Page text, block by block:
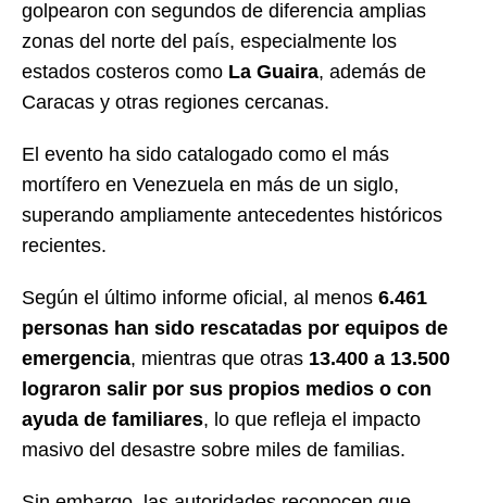
golpearon con segundos de diferencia amplias
zonas del norte del país, especialmente los
estados costeros como La Guaira, además de
Caracas y otras regiones cercanas.
El evento ha sido catalogado como el más
mortífero en Venezuela en más de un siglo,
superando ampliamente antecedentes históricos
recientes.
Según el último informe oficial, al menos 6.461
personas han sido rescatadas por equipos de
emergencia, mientras que otras 13.400 a 13.500
lograron salir por sus propios medios o con
ayuda de familiares, lo que refleja el impacto
masivo del desastre sobre miles de familias.